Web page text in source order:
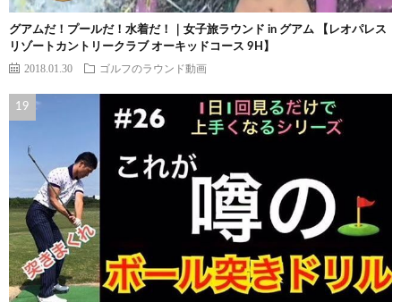
グアムだ！プールだ！水着だ！｜女子旅ラウンド in グアム 【レオパレス
リゾートカントリークラブ オーキッドコース 9H】
2018.01.30 ゴルフのラウンド動画